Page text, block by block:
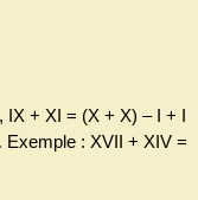
IX + XI = (X + X) – I + I
Exemple : XVII + XIV =